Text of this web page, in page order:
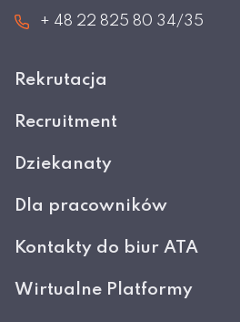
+ 48 22 825 80 34/35
Rekrutacja
Recruitment
Dziekanaty
Dla pracowników
Kontakty do biur ATA
Wirtualne Platformy